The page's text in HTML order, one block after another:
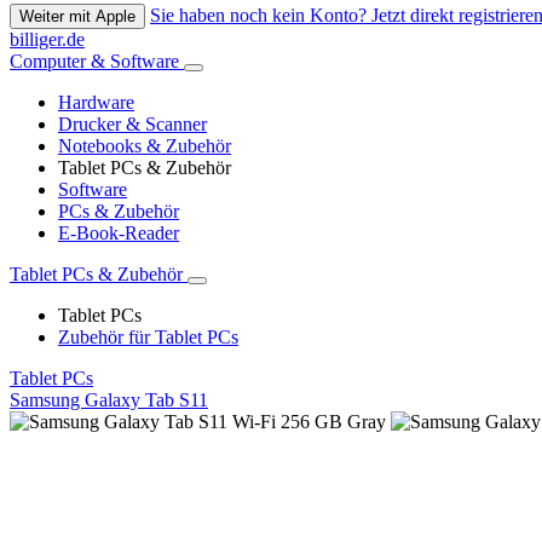
Weiter mit Apple
Sie haben noch kein Konto? Jetzt direkt
billiger.de
Computer & Software
Hardware
Drucker & Scanner
Notebooks & Zubehör
Tablet PCs & Zubehör
Software
PCs & Zubehör
E-Book-Reader
Tablet PCs & Zubehör
Tablet PCs
Zubehör für Tablet PCs
Tablet PCs
Samsung Galaxy Tab S11